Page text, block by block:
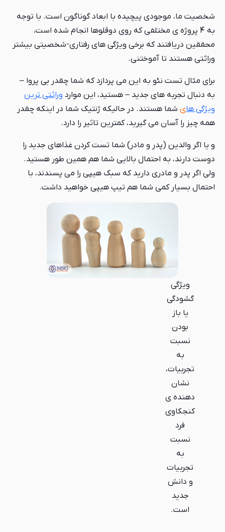
شخصیت ما، موجودی پیچیده با ابعاد گوناگون است. با توجه
به 4 پروژه ی مختلفی که روی دوقلوها انجام شده است،
محققین دریافتند که برخی ویژگی های رفتاری-شخصیتی بیشتر
وراثتی هستند تا آموختنی.
برای مثال تست نئو به این می پردازد که شما چقدر بی پروا –
به دنبال تجربه های جدید – هستید، این موارد وراثتی ترین
ویژگی های شما هستند. در حالیکه ژنتیک شما در اینکه چقدر
همه چیز را آسان می گیرید، کمترین تاثیر را دارد.
و یا اگر والدین (پدر و مادر) شما تست کردن غذاهای جدید را
دوست دارند، به احتمال بالایی شما هم همین طور هستید.
ولی اگر پدر و مادری دارید که سبک هیپی را می پسندند، با
احتمال بسیار کمی شما هم تیپ هیپی خواهید داشت.
ویژگی
گشودگی
یا باز
بودن
نسبت
به
تجربیات،
نشان
دهنده ی
کنجکاوی
فرد
نسبت
به
تجربیات
و دانش
جدید
است.